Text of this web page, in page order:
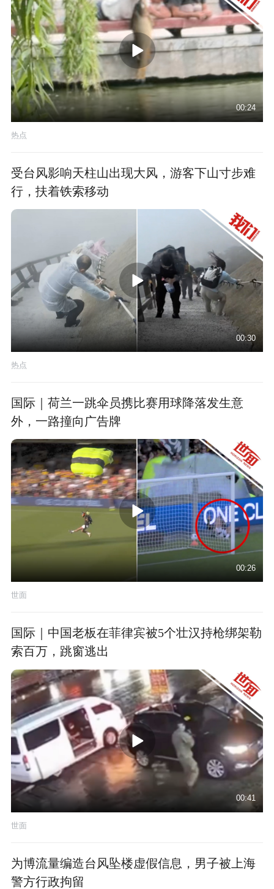
00:24
热点
受台风影响天柱山出现大风，游客下山寸步难
行，扶着铁索移动
00:30
热点
国际｜荷兰一跳伞员携比赛用球降落发生意
外，一路撞向广告牌
00:26
世面
国际｜中国老板在菲律宾被5个壮汉持枪绑架勒
索百万，跳窗逃出
00:41
世面
为博流量编造台风坠楼虚假信息，男子被上海
警方行政拘留